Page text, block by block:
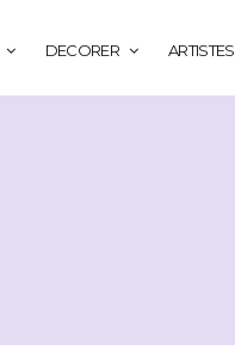
DECORER ARTISTES